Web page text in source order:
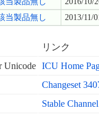
当製品無し 2013/11/
リンク
Unicode
ICU Home
Changeset
Stable